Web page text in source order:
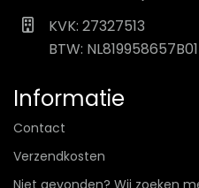
KVK: 27327513
BTW: NL819958657B01
Informatie
Contact
Verzendkosten
Niet gevonden? Wij zoeken